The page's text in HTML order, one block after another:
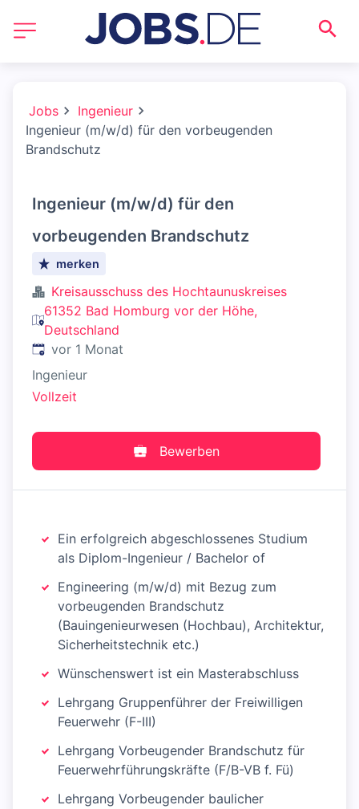
Jobs
Ingenieur
Ingenieur (m/w/d) für den vorbeugenden
Brandschutz
Ingenieur (m/w/d) für den
vorbeugenden Brandschutz
merken
Kreisausschuss des Hochtaunuskreises
61352 Bad Homburg vor der Höhe,
Deutschland
Veröffentlicht:
vor 1 Monat
Ingenieur
Vollzeit
Bewerben
Ein erfolgreich abgeschlossenes Studium
als Diplom-Ingenieur / Bachelor of
Engineering (m/w/d) mit Bezug zum
vorbeugenden Brandschutz
(Bauingenieurwesen (Hochbau), Architektur,
Sicherheitstechnik etc.)
Wünschenswert ist ein Masterabschluss
Lehrgang Gruppenführer der Freiwilligen
Feuerwehr (F-III)
Lehrgang Vorbeugender Brandschutz für
Feuerwehrführungskräfte (F/B-VB f. Fü)
Lehrgang Vorbeugender baulicher